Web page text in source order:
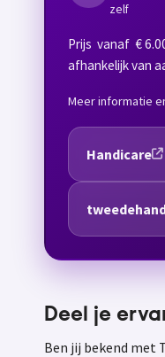
zelf
Prijs vanaf €
afhankelijk van
Meer informatie
Handicare
Deel je
Ben jij bekend met